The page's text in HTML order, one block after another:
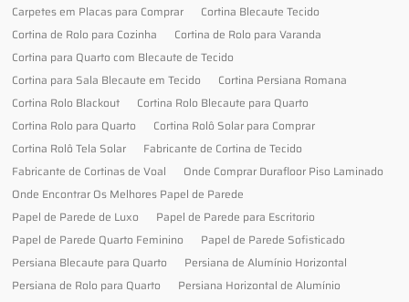
Carpetes em Placas para Comprar
Cortina Blecaute Tecido
Cortina de Rolo para Cozinha
Cortina de Rolo para Varanda
Cortina para Quarto com Blecaute de Tecido
Cortina para Sala Blecaute em Tecido
Cortina Persiana Romana
Cortina Rolo Blackout
Cortina Rolo Blecaute para Quarto
Cortina Rolo para Quarto
Cortina Rolô Solar para Comprar
Cortina Rolô Tela Solar
Fabricante de Cortina de Tecido
Fabricante de Cortinas de Voal
Onde Comprar Durafloor Piso Laminado
Onde Encontrar Os Melhores Papel de Parede
Papel de Parede de Luxo
Papel de Parede para Escritorio
Papel de Parede Quarto Feminino
Papel de Parede Sofisticado
Persiana Blecaute para Quarto
Persiana de Alumínio Horizontal
Persiana de Rolo para Quarto
Persiana Horizontal de Alumínio